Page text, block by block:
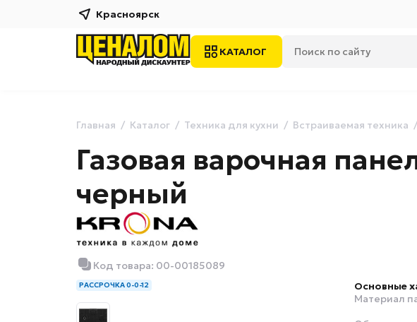
Красноярск
КАТАЛОГ
Главная Каталог Техника для кухни Встраиваемая техника
Газовая варочная
черный
Код товара: 00-00185089
РАССРОЧКА 0-0-12
Основные
Материал